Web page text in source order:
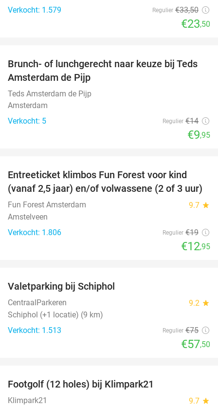
Verkocht: 1.579
Regulier €33,50
€23,50
29%
TODAY
Brunch- of lunchgerecht naar keuze bij Teds
Amsterdam de Pijp
Teds Amsterdam de Pijp
Amsterdam
Verkocht: 5
Regulier €14
€9,95
Entreeticket klimbos Fun Forest voor kind
(vanaf 2,5 jaar) en/of volwassene (2 of 3 uur)
Fun Forest Amsterdam 9.7 star
Amstelveen
Verkocht: 1.806
Regulier €19
€12,95
Valetparking bij Schiphol
CentraalParkeren 9.2 star
Schiphol (+1 locatie) (9 km)
Verkocht: 1.513
Regulier €75
€57,50
NEW
TODAY
Footgolf (12 holes) bij Klimpark21
Klimpark21 9.7 star